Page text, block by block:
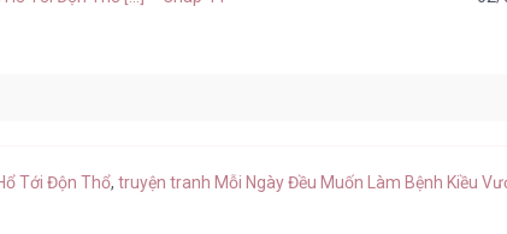
Tới Độn Thổ,truyện tranh Mỗi Ngày Đều Muốn Làm Bệnh Kiều